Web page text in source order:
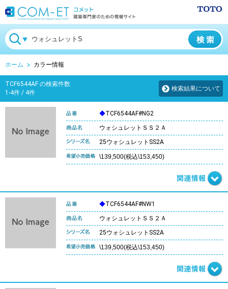
ホーム カラー情報
TCF6544AF の検索件数
1-4件 / 4件
検索結果について
◆TCF6544AF#NG2
ウォシュレットＳＳ２Ａ
25ウォシュレットSS2A
\139,500(税込\153,450)
◆TCF6544AF#NW1
ウォシュレットＳＳ２Ａ
25ウォシュレットSS2A
\139,500(税込\153,450)